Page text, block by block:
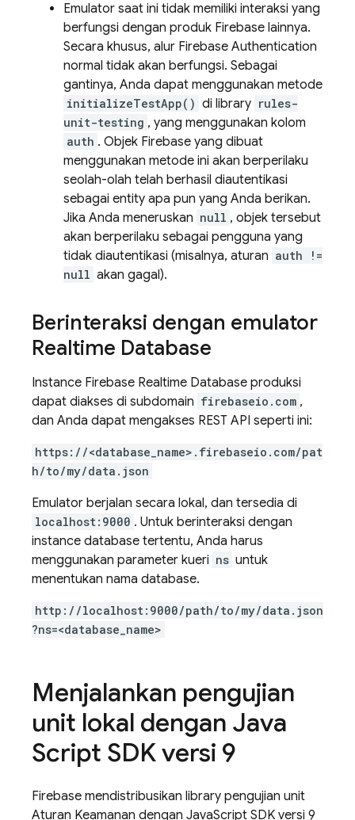
Emulator saat ini tidak memiliki interaksi yang
berfungsi dengan produk Firebase lainnya.
Secara khusus, alur Firebase Authentication
normal tidak akan berfungsi. Sebagai
gantinya, Anda dapat menggunakan metode
initializeTestApp() di library rules-
unit-testing , yang menggunakan kolom
auth . Objek Firebase yang dibuat
menggunakan metode ini akan berperilaku
seolah-olah telah berhasil diautentikasi
sebagai entity apa pun yang Anda berikan.
Jika Anda meneruskan null , objek tersebut
akan berperilaku sebagai pengguna yang
tidak diautentikasi (misalnya, aturan auth !=
null akan gagal).
Berinteraksi dengan emulator
Realtime Database
Instance Firebase Realtime Database produksi
dapat diakses di subdomain firebaseio.com ,
dan Anda dapat mengakses REST API seperti ini:
https://<database_name>.firebaseio.com/pat
h/to/my/data.json
Emulator berjalan secara lokal, dan tersedia di
localhost:9000 . Untuk berinteraksi dengan
instance database tertentu, Anda harus
menggunakan parameter kueri ns untuk
menentukan nama database.
http://localhost:9000/path/to/my/data.json
?ns=<database_name>
Menjalankan pengujian
unit lokal dengan Java
Script SDK versi 9
Firebase mendistribusikan library pengujian unit
Aturan Keamanan dengan JavaScript SDK versi 9